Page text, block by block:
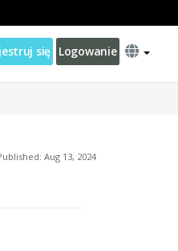
się Logowanie
Aug 13, 2024